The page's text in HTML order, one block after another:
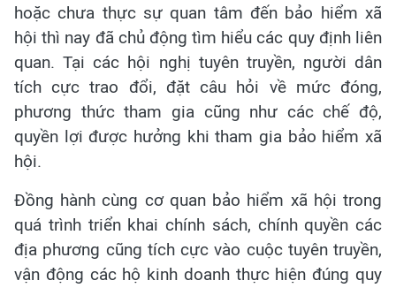
hoặc chưa thực sự quan tâm đến bảo hiểm xã
hội thì nay đã chủ động tìm hiểu các quy định liên
quan. Tại các hội nghị tuyên truyền, người dân
tích cực trao đổi, đặt câu hỏi về mức đóng,
phương thức tham gia cũng như các chế độ,
quyền lợi được hưởng khi tham gia bảo hiểm xã
hội.
Đồng hành cùng cơ quan bảo hiểm xã hội trong
quá trình triển khai chính sách, chính quyền các
địa phương cũng tích cực vào cuộc tuyên truyền,
vận động các hộ kinh doanh thực hiện đúng quy